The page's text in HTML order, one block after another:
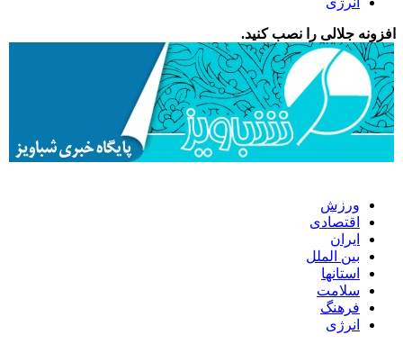
افزونه جلالی را نصب کنید.
ورزش
اقتصادی
ایران
بین الملل
استانها
سلامت
فرهنگ
انرژی